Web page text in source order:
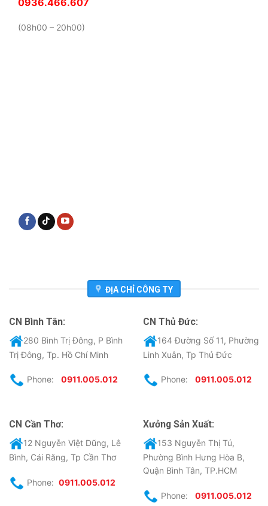
(08h00 – 20h00)
ĐỊA CHỈ CÔNG TY
CN Bình Tân:
280 Bình Trị Đông, P Bình
Trị Đông, Tp. Hồ Chí Minh
Phone: 0911.005.012
CN Thủ Đức:
164 Đường Số 11, Phường
Linh Xuân, Tp Thủ Đức
Phone: 0911.005.012
CN Cần Thơ:
12 Nguyễn Việt Dũng, Lê
Bình, Cái Răng, Tp Cần Thơ
Phone: 0911.005.012
Xưởng Sản Xuất:
153 Nguyễn Thị Tú,
Phường Bình Hưng Hòa B,
Quận Bình Tân, TP.HCM
Phone: 0911.005.012